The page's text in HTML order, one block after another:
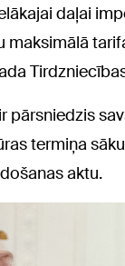
daļai
pārsniedzis
termiņa
aktu.